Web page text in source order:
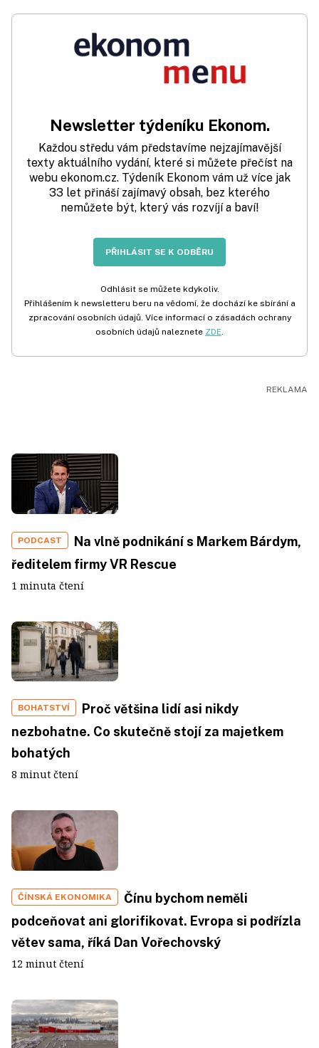
Newsletter týdeníku Ekonom.
Každou středu vám představíme nejzajímavější
texty aktuálního vydání, které si můžete přečíst na
webu ekonom.cz. Týdeník Ekonom vám už více jak
33 let přináší zajímavý obsah, bez kterého
nemůžete být, který vás rozvíjí a baví!
PŘIHLÁSIT SE K ODBĚRU
Odhlásit se můžete kdykoliv.
Přihlášením k newsletteru beru na vědomí, že dochází ke sbírání a
zpracování osobních údajů. Více informací o zásadách ochrany
osobních údajů naleznete ZDE.
PODCAST
Na vlně podnikání s Markem Bárdym,
ředitelem firmy VR Rescue
1 minuta čtení
BOHATSTVÍ
Proč většina lidí asi nikdy
nezbohatne. Co skutečně stojí za majetkem
bohatých
8 minut čtení
ČÍNSKÁ EKONOMIKA
Čínu bychom neměli
podceňovat ani glorifikovat. Evropa si podřízla
větev sama, říká Dan Vořechovský
12 minut čtení